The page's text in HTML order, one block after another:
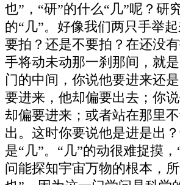
也”，“研”的什么“几”呢？研
的“几”。好像我们两只手举
要拍？还是不要拍？在还没
手将动未动那一刹那间，就
门的中间，你说他要进来还
要进来，他却偏要出去；你
却偏要进来；或者站在那里
出。这时你要说他是进是出
是“几”。“几”的动很难捉摸
问能探知宇宙万物的根本，